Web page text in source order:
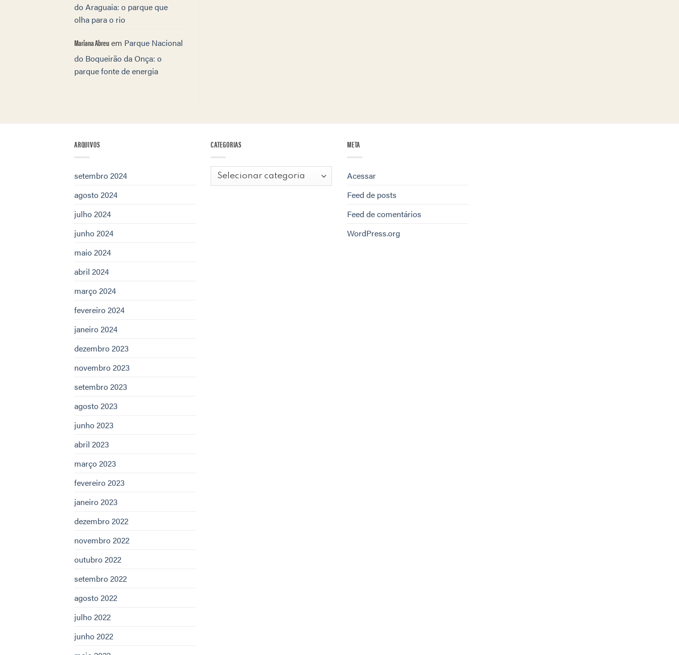
do Araguaia: o parque que
olha para o rio
Mariana Abreuem Parque Nacional
do Boqueirão da Onça: o
parque fonte de energia
ARQUIVOS
setembro 2024
agosto 2024
julho 2024
junho 2024
maio 2024
abril 2024
março 2024
fevereiro 2024
janeiro 2024
dezembro 2023
novembro 2023
setembro 2023
agosto 2023
junho 2023
abril 2023
março 2023
fevereiro 2023
janeiro 2023
dezembro 2022
novembro 2022
outubro 2022
setembro 2022
agosto 2022
julho 2022
junho 2022
CATEGORIAS
Categorias
META
Acessar
Feed de posts
Feed de comentários
WordPress.org